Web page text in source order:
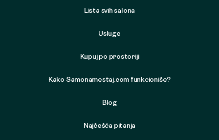
Lista svih salona
Usluge
Kupuj po prostoriji
Kako Samonamestaj.com funkcioniše?
Blog
Najčešća pitanja